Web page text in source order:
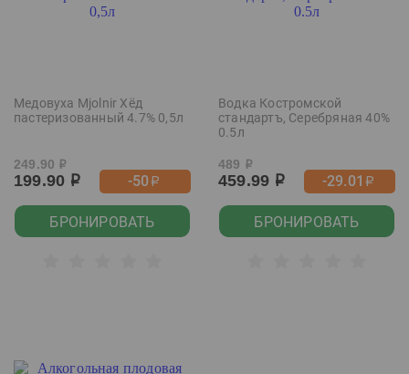
Медовуха Mjolnir Хёд
пастеризованный 4.7% 0,5л
249.90 р
199.90 р -50р
БРОНИРОВАТЬ
Водка Костромской
стандартъ, Серебряная 40%
0.5л
489 р
459.99 р -29.01 р
БРОНИРОВАТЬ